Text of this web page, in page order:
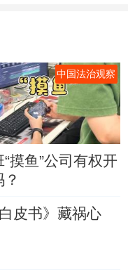
中国法治观察
“摸鱼”公司有权开
？
皮书》藏祸心